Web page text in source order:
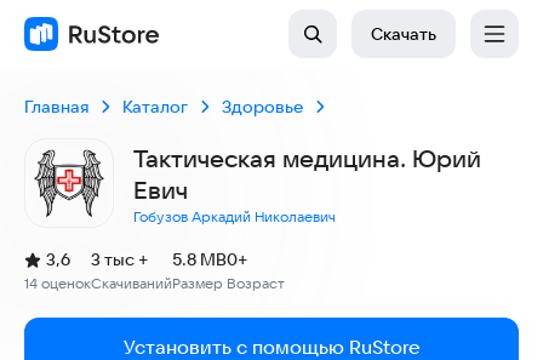
Скачать
Главная Каталог Здоровье
Тактическая медицина. Юрий
Евич
Гобузов Аркадий Николаевич
Рейтинг:
3,6
(
14 оценок
)
Скачиваний
3 тыс +
Размер
5.8 MB
Возраст
0+
Установить с помощью RuStore